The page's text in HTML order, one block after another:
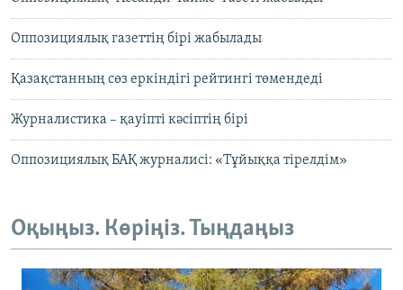
Оппозициялық газеттің бірі жабылады
Қазақстанның сөз еркіндігі рейтингі төмендеді
Журналистика – қауіпті кәсіптің бірі
Оппозициялық БАҚ журналисі: «Тұйыққа тірелдім»
Оқыңыз. Көріңіз. Тыңдаңыз